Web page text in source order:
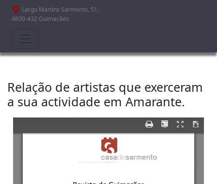
Passar para o conteúdo principal
Largo Martins Sarmento, 51,
4800-432 Guimarães
Relação de artistas que exerceram
a sua actividade em Amarante.